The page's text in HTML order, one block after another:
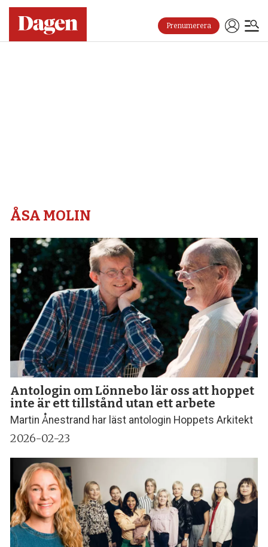
Prenumerera
ÅSA MOLIN
Antologin om Lönnebo lär oss att hoppet
inte är ett tillstånd utan ett arbete
Martin Ånestrand har läst antologin Hoppets Arkitekt
2026-02-23